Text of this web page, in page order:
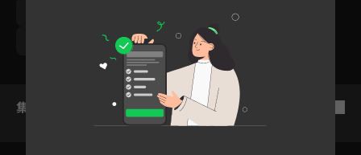
潘映竹 劉育仁 鄭芯恩
集數列表